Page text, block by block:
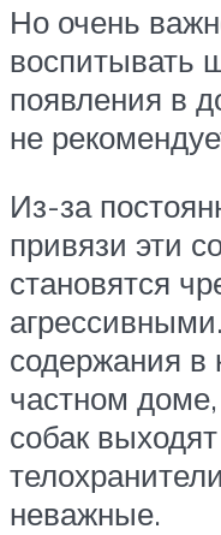
Но очень
воспитывать
появления в
не
Из-за
привязи эти
становятся
содержания в
частном
собак
неважные.